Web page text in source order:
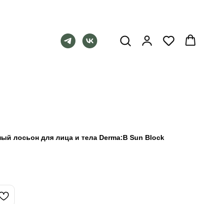
лосьон для лица и тела Derma:B Sun Block